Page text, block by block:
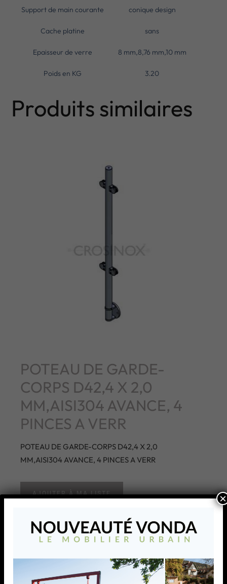
Support de main courante conique design
Cache platine sans
Epaisseur de verre 8 mm,8,76 mm,10 mm
Poids en KG 3.20
Produits similaires
POTEAU DE GARDE-
CORPS D42,4 X 2,0
MM,AISI304 AVANCE, 4
PINCES A VERR
POTEAU DE GARDE-CORPS D42,4 X 2,0
MM,AISI304 AVANCE, 4 PINCES A VERR
AJOUTER À MA LISTE ×